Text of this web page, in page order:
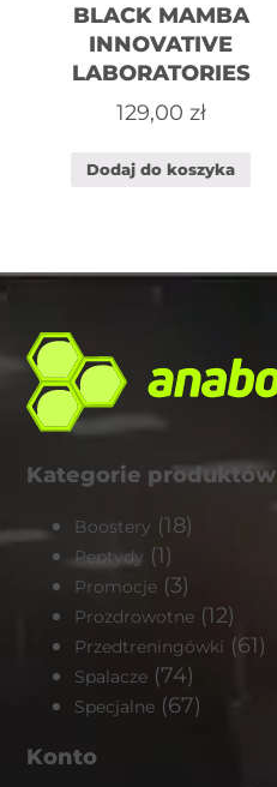
BLACK MAMBA
INNOVATIVE
LABORATORIES
129,00 zł
Dodaj do koszyka
Kategorie produktów
Boostery (18)
Peptydy (1)
Promocje (3)
Prozdrowotne (12)
Przedtreningówki (61)
Spalacze (74)
Specjalne (67)
Konto